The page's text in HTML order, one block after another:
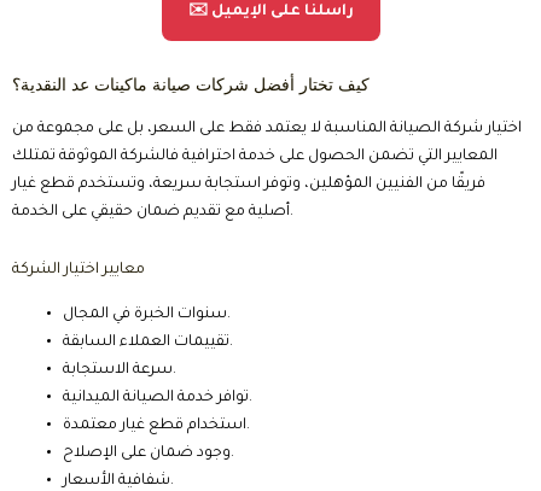
✉️ راسلنا على الإيميل
كيف تختار أفضل شركات صيانة ماكينات عد النقدية؟
اختيار شركة الصيانة المناسبة لا يعتمد فقط على السعر، بل على مجموعة من
المعايير التي تضمن الحصول على خدمة احترافية فالشركة الموثوقة تمتلك
فريقًا من الفنيين المؤهلين، وتوفر استجابة سريعة، وتستخدم قطع غيار
أصلية مع تقديم ضمان حقيقي على الخدمة.
معايير اختيار الشركة
سنوات الخبرة في المجال.
تقييمات العملاء السابقة.
سرعة الاستجابة.
توافر خدمة الصيانة الميدانية.
استخدام قطع غيار معتمدة.
وجود ضمان على الإصلاح.
شفافية الأسعار.